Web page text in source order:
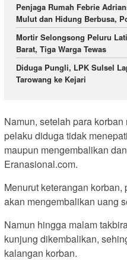
Penjaga Rumah Febrie
Mulut dan Hidung Berbusa,
Mortir Selongsong Peluru
Barat, Tiga Warga Tewas
Diduga Pungli, LPK Sulsel
Tarowang ke Kejari
Namun, setelah para
pelaku diduga tidak
maupun mengembalikan
Eranasional.com.
Menurut keterangan
akan mengembalikan uang
Namun hingga malam
kunjung dikembalikan,
kalangan korban.